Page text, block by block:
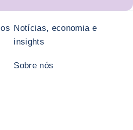
Notícias, economia e
insights
Sobre nós